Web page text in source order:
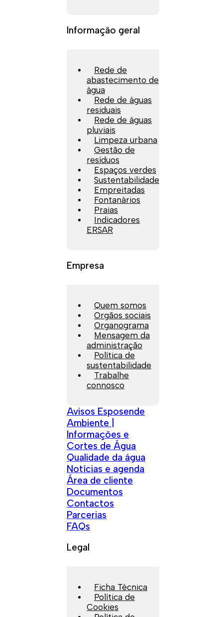
Informação geral
Rede de
abastecimento de
água
Rede de águas
residuais
Rede de águas
pluviais
Limpeza urbana
Gestão de
resíduos
Espaços verdes
Sustentabilidade
Empreitadas
Fontanários
Praias
Indicadores
ERSAR
Empresa
Quem somos
Orgãos sociais
Organograma
Mensagem da
administração
Política de
sustentabilidade
Trabalhe
connosco
Avisos Esposende
Ambiente |
Informações e
Cortes de Água
Qualidade da água
Notícias e agenda
Área de cliente
Documentos
Contactos
Parcerias
FAQs
Legal
Ficha Técnica
Política de
Cookies